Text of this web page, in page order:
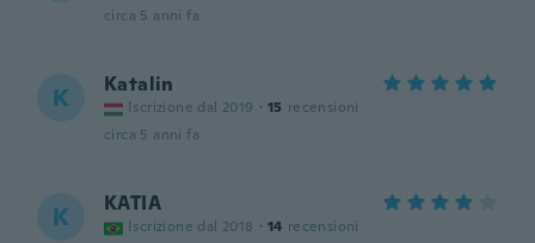
circa 5 anni fa
K Katalin
Iscrizione dal 2019 · 15 recensioni
circa 5 anni fa
K KATIA
Iscrizione dal 2018 · 14 recensioni